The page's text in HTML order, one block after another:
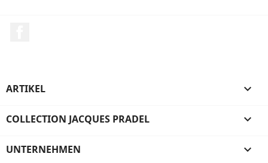
ARTIKEL 
COLLECTION JACQUES PRADEL 
UNTERNEHMEN 